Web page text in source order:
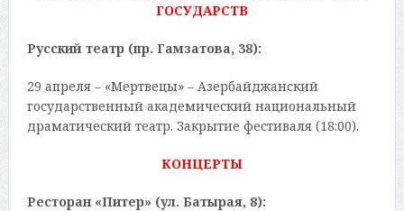
ГОСУДАРСТВ
Русский театр (пр. Гамзатова, 38):
29 апреля – «Мертвецы» – Азербайджанский
государственный академический национальный
драматический театр. Закрытие фестиваля (18:00).
КОНЦЕРТЫ
Ресторан «Питер» (ул. Батырая, 8):